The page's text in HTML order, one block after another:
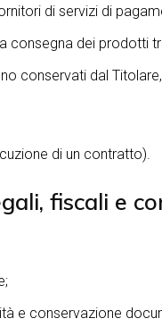
di servizi di
consegna dei prodotti
conservati dal
di un contratto).
fiscali e
e conservazione